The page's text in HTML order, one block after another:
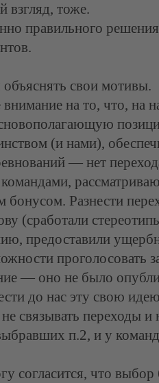
взгляд, тоже.
правильного
свои мотивы.
на то, что, на
(и нами),
— нет
Разнести
(сработали
предоставили
проголосовать
— оно не было
до нас эту свою
связывать переходы и
п.2, и у
согласится, что выбор